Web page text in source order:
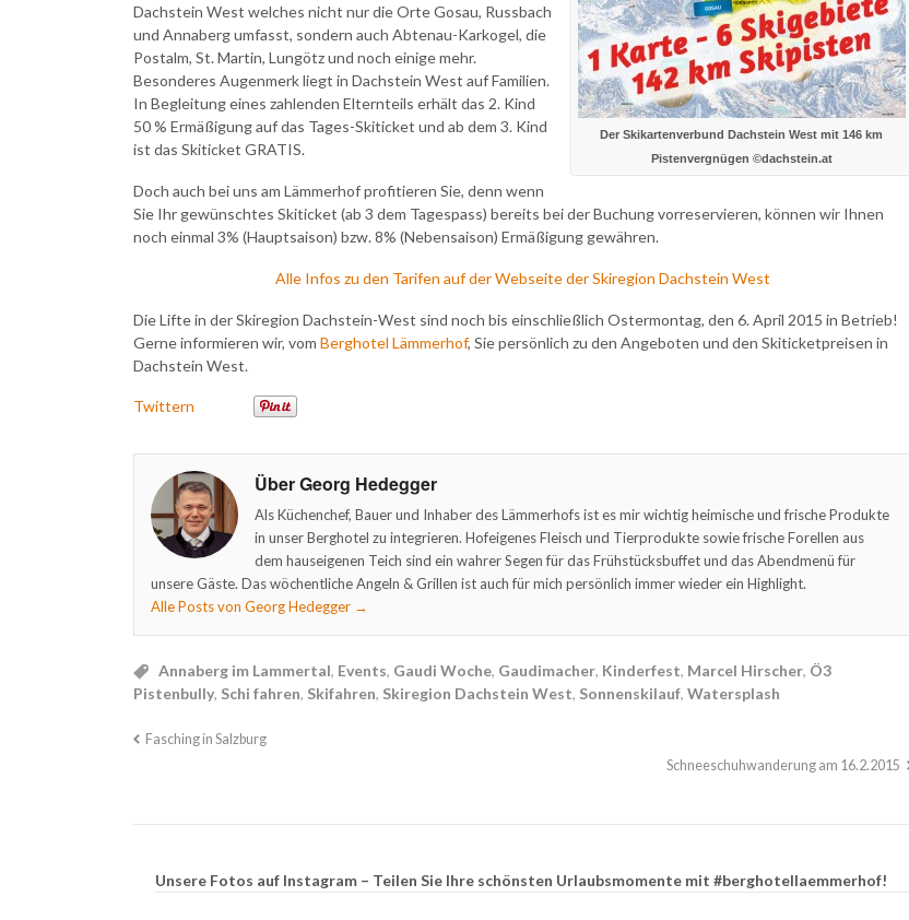
Der Skikartenverbund Dachstein West mit 146 km
Pistenvergnügen ©dachstein.at
Dachstein West welches nicht nur die Orte Gosau, Russbach
und Annaberg umfasst, sondern auch Abtenau-Karkogel, die
Postalm, St. Martin, Lungötz und noch einige mehr.
Besonderes Augenmerk liegt in Dachstein West auf Familien.
In Begleitung eines zahlenden Elternteils erhält das 2. Kind
50 % Ermäßigung auf das Tages-Skiticket und ab dem 3. Kind
ist das Skiticket GRATIS.
Doch auch bei uns am Lämmerhof profitieren Sie, denn wenn
Sie Ihr gewünschtes Skiticket (ab 3 dem Tagespass) bereits bei der Buchung vorreservieren, können wir Ihnen
noch einmal 3% (Hauptsaison) bzw. 8% (Nebensaison) Ermäßigung gewähren.
Alle Infos zu den Tarifen auf der Webseite der Skiregion Dachstein West
Die Lifte in der Skiregion Dachstein-West sind noch bis einschließlich Ostermontag, den 6. April 2015 in Betrieb!
Gerne informieren wir, vom Berghotel Lämmerhof, Sie persönlich zu den Angeboten und den Skiticketpreisen in
Dachstein West.
Twittern
Über Georg Hedegger
Als Küchenchef, Bauer und Inhaber des Lämmerhofs ist es mir wichtig heimische und frische Produkte
in unser Berghotel zu integrieren. Hofeigenes Fleisch und Tierprodukte sowie frische Forellen aus
dem hauseigenen Teich sind ein wahrer Segen für das Frühstücksbuffet und das Abendmenü für
unsere Gäste. Das wöchentliche Angeln & Grillen ist auch für mich persönlich immer wieder ein Highlight.
Alle Posts von Georg Hedegger →
Annaberg im Lammertal, Events, Gaudi Woche, Gaudimacher, Kinderfest, Marcel Hirscher, Ö3
Pistenbully, Schi fahren, Skifahren, Skiregion Dachstein West, Sonnenskilauf, Watersplash
Fasching in Salzburg
Schneeschuhwanderung am 16.2.2015
Unsere Fotos auf Instagram – Teilen Sie Ihre schönsten Urlaubsmomente mit #berghotellaemmerhof!